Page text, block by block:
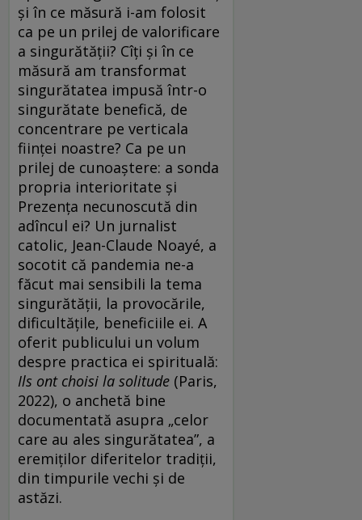
şi în ce măsură i-am folosit
ca pe un prilej de valorificare
a singurătăţii? Cîţi şi în ce
măsură am transformat
singurătatea impusă într-o
singurătate benefică, de
concentrare pe verticala
fiinţei noastre? Ca pe un
prilej de cunoaştere: a sonda
propria interioritate şi
Prezenţa necunoscută din
adîncul ei? Un jurnalist
catolic, Jean-Claude Noayé, a
socotit că pandemia ne-a
făcut mai sensibili la tema
singurătăţii, la provocările,
dificultăţile, beneficiile ei. A
oferit publicului un volum
despre practica ei spirituală:
Ils ont choisi la solitude (Paris,
2022), o anchetă bine
documentată asupra „celor
care au ales singurătatea”, a
eremiţilor diferitelor tradiţii,
din timpurile vechi şi de
astăzi.